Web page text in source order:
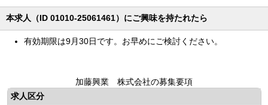
本求人（ID 01010-25061461）にご興味を持たれたら
有効期限は9月30日です。お早めにご検討ください。
加藤興業 株式会社の募集要項
求人区分